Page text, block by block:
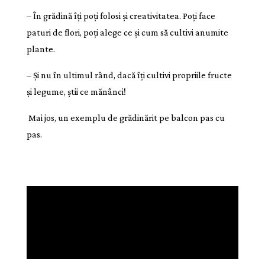
– În grădină îți poți folosi și creativitatea. Poți face
paturi de flori, poți alege ce și cum să cultivi anumite
plante.
– Și nu în ultimul rând, dacă îți cultivi propriile fructe
și legume, știi ce mănânci!
Mai jos, un exemplu de grădinărit pe balcon pas cu
pas.